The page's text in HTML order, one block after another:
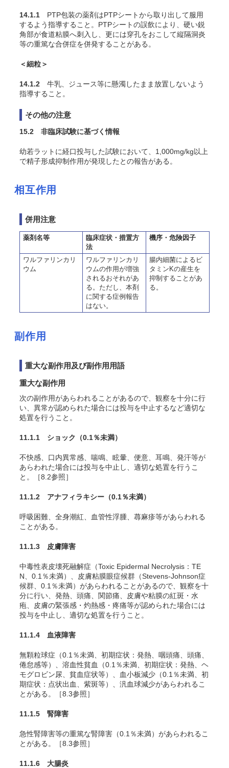
14.1.1 PTP包装の薬剤はPTPシートから取り出して服用
するよう指導すること。PTPシートの誤飲により、硬い鋭
角部が食道粘膜へ刺入し、更には穿孔をおこして縦隔洞炎
等の重篤な合併症を併発することがある。
＜細粒＞
14.1.2 牛乳、ジュース等に懸濁したまま放置しないよう
指導すること。
その他の注意
15.2 非臨床試験に基づく情報
幼若ラットに経口投与した試験において、1,000mg/kg以上
で精子形成抑制作用が発現したとの報告がある。
相互作用
併用注意
薬剤名等
臨床症状・措置方
法
機序・危険因子
ワルファリンカリ
ウム
ワルファリンカリ
ウムの作用が増強
されるおそれがあ
る。ただし、本剤
に関する症例報告
はない。
腸内細菌によるビ
タミンKの産生を
抑制することがあ
る。
副作用
重大な副作用及び副作用用語
重大な副作用
次の副作用があらわれることがあるので、観察を十分に行
い、異常が認められた場合には投与を中止するなど適切な
処置を行うこと。
11.1.1 ショック （0.1％未満）
不快感、口内異常感、喘鳴、眩暈、便意、耳鳴、発汗等が
あらわれた場合には投与を中止し、適切な処置を行うこ
と。［8.2参照］
11.1.2 アナフィラキシー （0.1％未満）
呼吸困難、全身潮紅、血管性浮腫、蕁麻疹等があらわれる
ことがある。
11.1.3 皮膚障害
中毒性表皮壊死融解症（Toxic Epidermal Necrolysis：TE
N、0.1％未満）、皮膚粘膜眼症候群（Stevens-Johnson症
候群、0.1％未満）があらわれることがあるので、観察を十
分に行い、発熱、頭痛、関節痛、皮膚や粘膜の紅斑・水
疱、皮膚の緊張感・灼熱感・疼痛等が認められた場合には
投与を中止し、適切な処置を行うこと。
11.1.4 血液障害
無顆粒球症（0.1％未満、初期症状：発熱、咽頭痛、頭痛、
倦怠感等）、溶血性貧血（0.1％未満、初期症状：発熱、ヘ
モグロビン尿、貧血症状等）、血小板減少（0.1％未満、初
期症状：点状出血、紫斑等）、汎血球減少があらわれるこ
とがある。［8.3参照］
11.1.5 腎障害
急性腎障害等の重篤な腎障害（0.1％未満）があらわれるこ
とがある。［8.3参照］
11.1.6 大腸炎